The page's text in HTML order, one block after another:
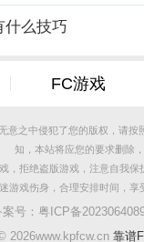
什么技巧
FC游戏
意之中侵犯了您的版权，请按
知，本站将应您的要求删除，
，拒绝盗版游戏，注意自我保
游戏伤身，合理安排时间，享
号： 粤ICP备
2026www.kpfcw.cn 靠谱